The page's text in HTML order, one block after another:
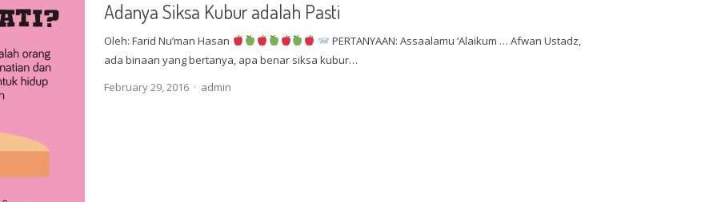
Adanya Siksa Kubur adalah Pasti
Oleh: Farid Nu’man Hasan
PERTANYAAN: Assaalamu ‘Alaikum … Afwan Ustadz,
ada binaan yang bertanya, apa benar siksa kubur…
February 29, 2016
Author
admin